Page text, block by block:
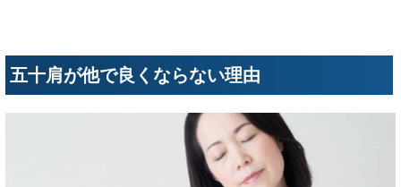
五十肩が他で良くならない理由